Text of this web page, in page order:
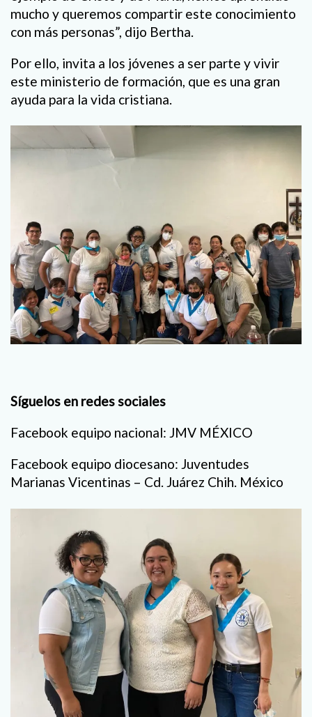
mucho y queremos compartir este conocimiento
con más personas”, dijo Bertha.
Por ello, invita a los jóvenes a ser parte y vivir
este ministerio de formación, que es una gran
ayuda para la vida cristiana.
Síguelos en redes sociales
Facebook equipo nacional: JMV MÉXICO
Facebook equipo diocesano: Juventudes
Marianas Vicentinas – Cd. Juárez Chih. México